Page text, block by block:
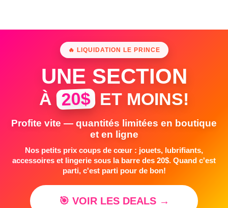
🔥 LIQUIDATION LE PRINCE
UNE SECTION
À 20$ ET MOINS!
Profite vite — quantités limitées en boutique
et en ligne
Nos petits prix coups de cœur : jouets, lubrifiants,
accessoires et lingerie sous la barre des 20$. Quand c'est
parti, c'est parti pour de bon!
🎯 VOIR LES DEALS →